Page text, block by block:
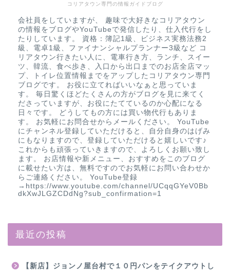
コリアタウン専門の情報ガイドブログ
会社員をしていますが、 趣味で大好きなコリアタウン
の情報をブログやYouTubeで発信したり、仕入代行をし
たりしています。 資格：簿記1級、ビジネス実務法務2
級、電卓1級、ファイナンシャルプランナー3級など コ
リアタウン行きたい人に、電車行き方、ランチ、スイー
ツ、韓流、食べ歩き、入口から出口までのお店全店マッ
プ、トイレ位置情報までをアップしたコリアタウン専門
ブログです。 お役に立てればいいなぁと思っていま
す。 毎日驚くほどたくさんの方がブログを見に来てく
ださっていますが、お役にたてているのか心配になる
日々です。 どうしてもの方には買い物代行もありま
す。 お気軽にお問合せからメールください。 YouTube
にチャンネル登録していただけると、自分自身のはげみ
にもなりますので、登録していただけると嬉しいです♪
これからも頑張っていきますので、よろしくお願い致し
ます。 お店情報や新メニュー、おすすめをこのブログ
に載せたい方は、無料ですのでお気軽にお問い合わせか
らご連絡ください。 YouTube登録
→https://www.youtube.com/channel/UCqqGYeV0Bb
dkXwJLGZCDdNg?sub_confirmation=1
最近の投稿
【新店】ジョンノ屋台村で１０円パンをテイクアウトし